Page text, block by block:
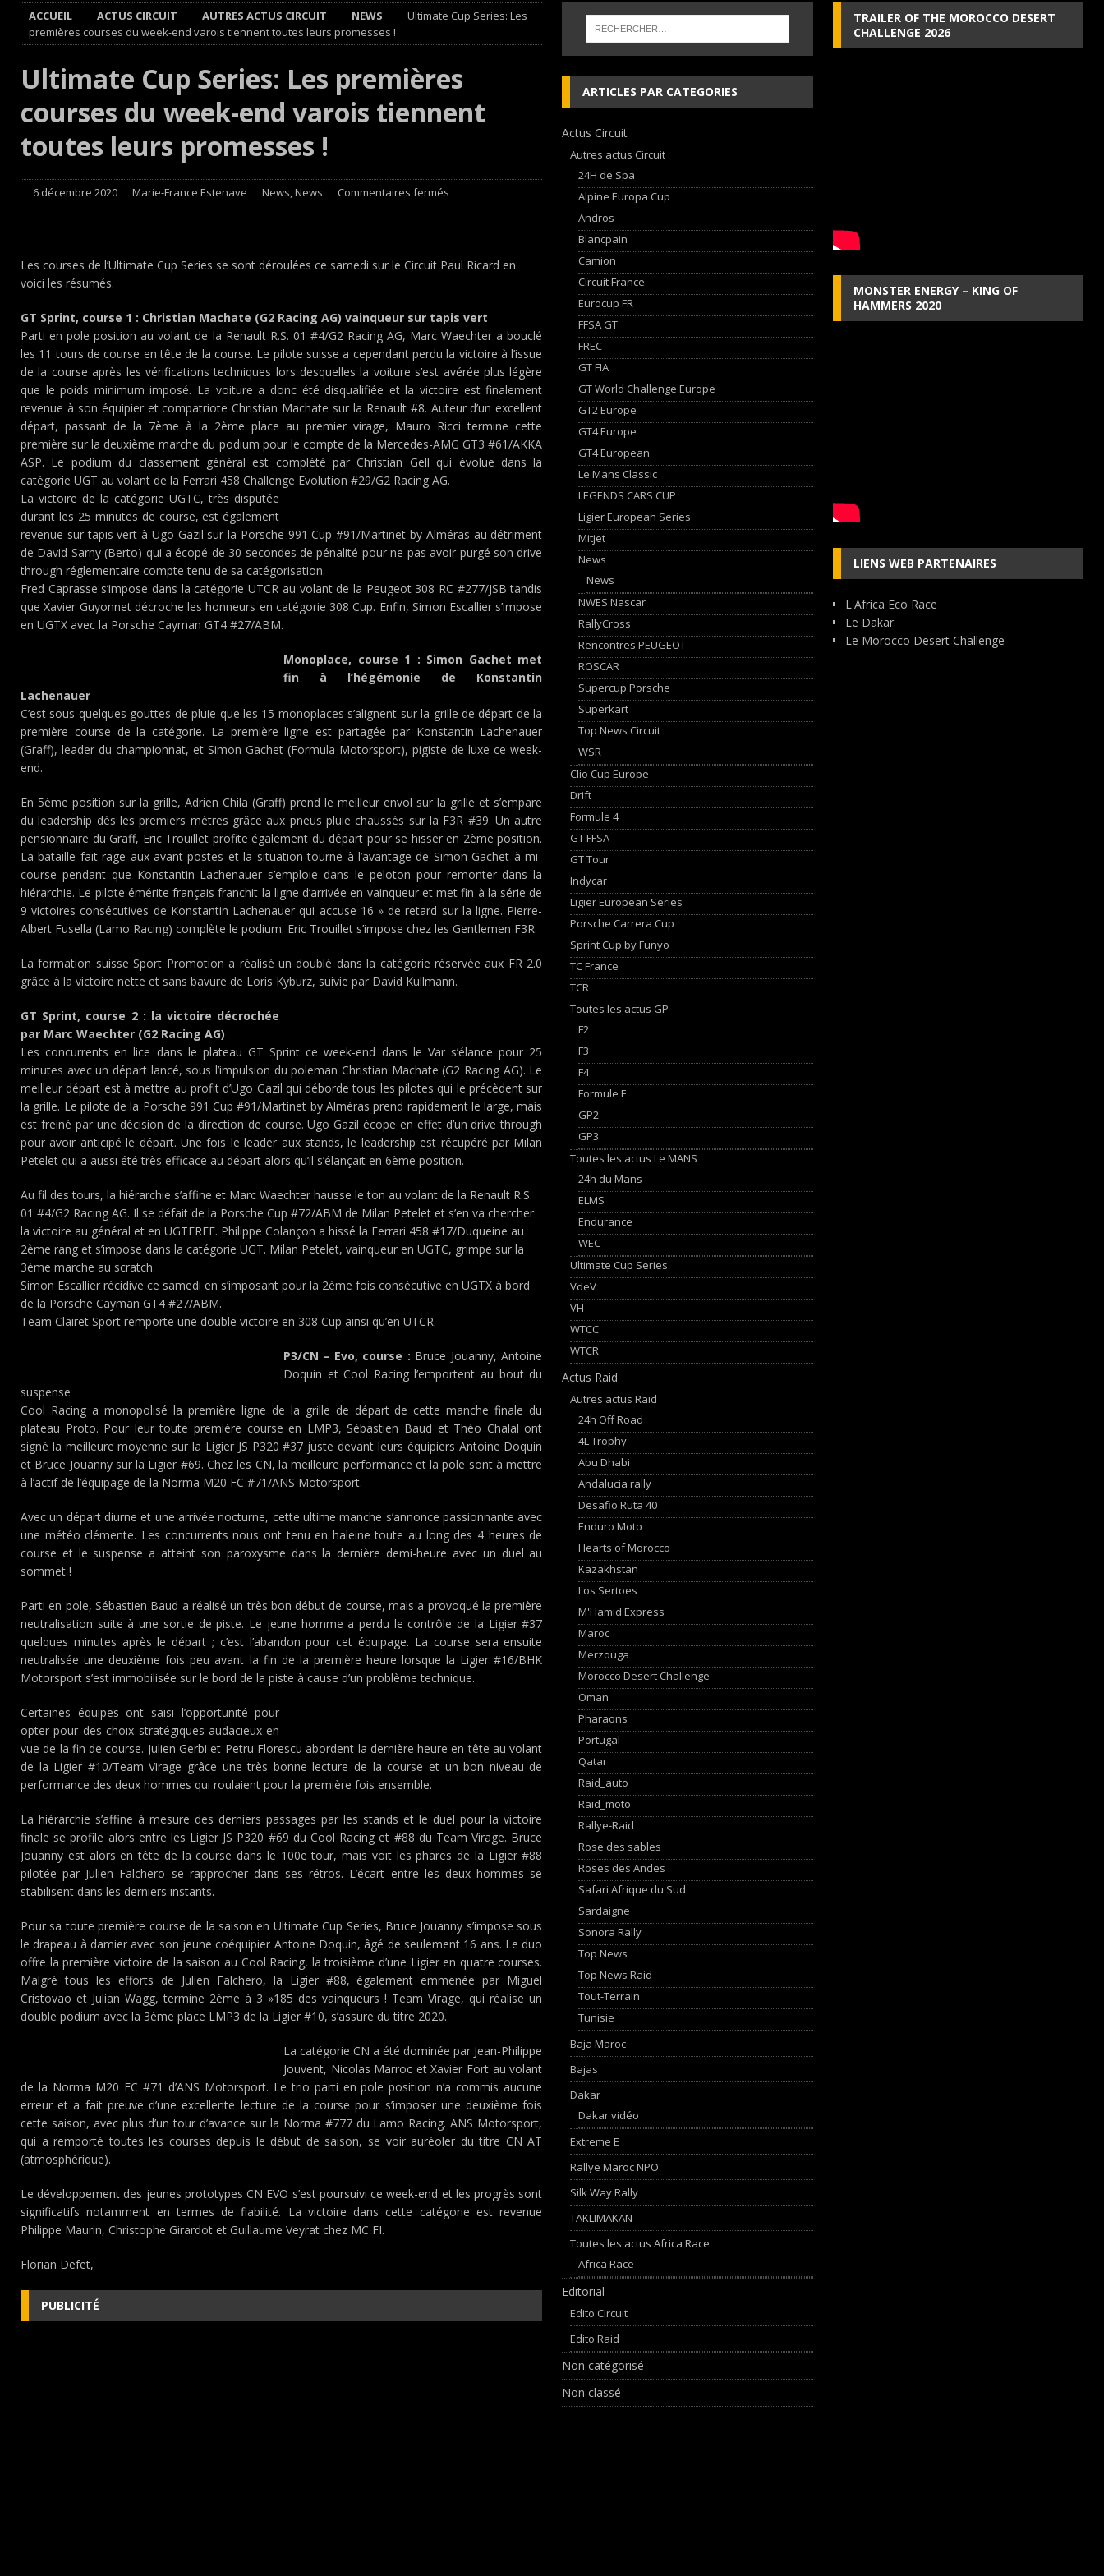
[ 8 août 2026 ] Grand Prix de France Historique : Il aura lieu à Dijon du 23 au 25 Avril avec HVM Racing
EDITO CIRCUIT
EUROPE
[ 7 août 2026 ] De l’annulation du rallye TT Orthez-Béarn, les Cimes sur de bons rails !
EDITO RAID
[ 7 août 2026 ]
De la première esquisse à la réalité : l’Audi Nuvolari en 405 jours
ACCUEIL ACTUS CIRCUIT AUTRES ACTUS CIRCUIT NEWS
Ultimate Cup Series: Les
premières courses du week-end varois tiennent toutes leurs promesses !
Ultimate Cup Series: Les premières
courses du week-end varois tiennent
toutes leurs promesses !
6 décembre 2020 Marie-France Estenave News,News Commentaires fermés
Les courses de l’Ultimate Cup Series se sont déroulées ce samedi sur le Circuit Paul Ricard en
voici les résumés.
GT Sprint, course 1 : Christian Machate (G2 Racing AG) vainqueur sur tapis vert
Parti en pole position au volant de la Renault R.S. 01 #4/G2 Racing AG, Marc Waechter a bouclé
les 11 tours de course en tête de la course. Le pilote suisse a cependant perdu la victoire à l’issue
de la course après les vérifications techniques lors desquelles la voiture s’est avérée plus légère
que le poids minimum imposé. La voiture a donc été disqualifiée et la victoire est finalement
revenue à son équipier et compatriote Christian Machate sur la Renault #8. Auteur d’un excellent
départ, passant de la 7ème à la 2ème place au premier virage, Mauro Ricci termine cette
première sur la deuxième marche du podium pour le compte de la Mercedes-AMG GT3 #61/AKKA
ASP. Le podium du classement général est complété par Christian Gell qui évolue dans la
catégorie UGT au volant de la Ferrari 458 Challenge Evolution #29/G2 Racing AG.
La victoire de la catégorie UGTC, très disputée
durant les 25 minutes de course, est également
revenue sur tapis vert à Ugo Gazil sur la Porsche 991 Cup #91/Martinet by Alméras au détriment
de David Sarny (Berto) qui a écopé de 30 secondes de pénalité pour ne pas avoir purgé son drive
through réglementaire compte tenu de sa catégorisation.
Fred Caprasse s’impose dans la catégorie UTCR au volant de la Peugeot 308 RC #277/JSB tandis
que Xavier Guyonnet décroche les honneurs en catégorie 308 Cup. Enfin, Simon Escallier s’impose
en UGTX avec la Porsche Cayman GT4 #27/ABM.
Monoplace, course 1 : Simon Gachet met
fin à l’hégémonie de Konstantin
Lachenauer
C’est sous quelques gouttes de pluie que les 15 monoplaces s’alignent sur la grille de départ de la
première course de la catégorie. La première ligne est partagée par Konstantin Lachenauer
(Graff), leader du championnat, et Simon Gachet (Formula Motorsport), pigiste de luxe ce week-
end.
En 5ème position sur la grille, Adrien Chila (Graff) prend le meilleur envol sur la grille et s’empare
du leadership dès les premiers mètres grâce aux pneus pluie chaussés sur la F3R #39. Un autre
pensionnaire du Graff, Eric Trouillet profite également du départ pour se hisser en 2ème position.
La bataille fait rage aux avant-postes et la situation tourne à l’avantage de Simon Gachet à mi-
course pendant que Konstantin Lachenauer s’emploie dans le peloton pour remonter dans la
hiérarchie. Le pilote émérite français franchit la ligne d’arrivée en vainqueur et met fin à la série de
9 victoires consécutives de Konstantin Lachenauer qui accuse 16 » de retard sur la ligne. Pierre-
Albert Fusella (Lamo Racing) complète le podium. Eric Trouillet s’impose chez les Gentlemen F3R.
La formation suisse Sport Promotion a réalisé un doublé dans la catégorie réservée aux FR 2.0
grâce à la victoire nette et sans bavure de Loris Kyburz, suivie par David Kullmann.
GT Sprint, course 2 : la victoire décrochée
par Marc Waechter (G2 Racing AG)
Les concurrents en lice dans le plateau GT Sprint ce week-end dans le Var s’élance pour 25
minutes avec un départ lancé, sous l’impulsion du poleman Christian Machate (G2 Racing AG). Le
meilleur départ est à mettre au profit d’Ugo Gazil qui déborde tous les pilotes qui le précèdent sur
la grille. Le pilote de la Porsche 991 Cup #91/Martinet by Alméras prend rapidement le large, mais
est freiné par une décision de la direction de course. Ugo Gazil écope en effet d’un drive through
pour avoir anticipé le départ. Une fois le leader aux stands, le leadership est récupéré par Milan
Petelet qui a aussi été très efficace au départ alors qu’il s’élançait en 6ème position.
Au fil des tours, la hiérarchie s’affine et Marc Waechter hausse le ton au volant de la Renault R.S.
01 #4/G2 Racing AG. Il se défait de la Porsche Cup #72/ABM de Milan Petelet et s’en va chercher
la victoire au général et en UGTFREE. Philippe Colançon a hissé la Ferrari 458 #17/Duqueine au
2ème rang et s’impose dans la catégorie UGT. Milan Petelet, vainqueur en UGTC, grimpe sur la
3ème marche au scratch.
Simon Escallier récidive ce samedi en s’imposant pour la 2ème fois consécutive en UGTX à bord
de la Porsche Cayman GT4 #27/ABM.
Team Clairet Sport remporte une double victoire en 308 Cup ainsi qu’en UTCR.
P3/CN – Evo, course : Bruce Jouanny, Antoine
Doquin et Cool Racing l’emportent au bout du
suspense
Cool Racing a monopolisé la première ligne de la grille de départ de cette manche finale du
plateau Proto. Pour leur toute première course en LMP3, Sébastien Baud et Théo Chalal ont
signé la meilleure moyenne sur la Ligier JS P320 #37 juste devant leurs équipiers Antoine Doquin
et Bruce Jouanny sur la Ligier #69. Chez les CN, la meilleure performance et la pole sont à mettre
à l’actif de l’équipage de la Norma M20 FC #71/ANS Motorsport.
Avec un départ diurne et une arrivée nocturne, cette ultime manche s’annonce passionnante avec
une météo clémente. Les concurrents nous ont tenu en haleine toute au long des 4 heures de
course et le suspense a atteint son paroxysme dans la dernière demi-heure avec un duel au
sommet !
Parti en pole, Sébastien Baud a réalisé un très bon début de course, mais a provoqué la première
neutralisation suite à une sortie de piste. Le jeune homme a perdu le contrôle de la Ligier #37
quelques minutes après le départ ; c’est l’abandon pour cet équipage. La course sera ensuite
neutralisée une deuxième fois peu avant la fin de la première heure lorsque la Ligier #16/BHK
Motorsport s’est immobilisée sur le bord de la piste à cause d’un problème technique.
Certaines équipes ont saisi l’opportunité pour
opter pour des choix stratégiques audacieux en
vue de la fin de course. Julien Gerbi et Petru Florescu abordent la dernière heure en tête au volant
de la Ligier #10/Team Virage grâce une très bonne lecture de la course et un bon niveau de
performance des deux hommes qui roulaient pour la première fois ensemble.
La hiérarchie s’affine à mesure des derniers passages par les stands et le duel pour la victoire
finale se profile alors entre les Ligier JS P320 #69 du Cool Racing et #88 du Team Virage. Bruce
Jouanny est alors en tête de la course dans le 100e tour, mais voit les phares de la Ligier #88
pilotée par Julien Falchero se rapprocher dans ses rétros. L’écart entre les deux hommes se
stabilisent dans les derniers instants.
Pour sa toute première course de la saison en Ultimate Cup Series, Bruce Jouanny s’impose sous
le drapeau à damier avec son jeune coéquipier Antoine Doquin, âgé de seulement 16 ans. Le duo
offre la première victoire de la saison au Cool Racing, la troisième d’une Ligier en quatre courses.
Malgré tous les efforts de Julien Falchero, la Ligier #88, également emmenée par Miguel
Cristovao et Julian Wagg, termine 2ème à 3 »185 des vainqueurs ! Team Virage, qui réalise un
double podium avec la 3ème place LMP3 de la Ligier #10, s’assure du titre 2020.
La catégorie CN a été dominée par Jean-Philippe
Jouvent, Nicolas Marroc et Xavier Fort au volant
de la Norma M20 FC #71 d’ANS Motorsport. Le trio parti en pole position n’a commis aucune
erreur et a fait preuve d’une excellente lecture de la course pour s’imposer une deuxième fois
cette saison, avec plus d’un tour d’avance sur la Norma #777 du Lamo Racing. ANS Motorsport,
qui a remporté toutes les courses depuis le début de saison, se voir auréoler du titre CN AT
(atmosphérique).
Le développement des jeunes prototypes CN EVO s’est poursuivi ce week-end et les progrès sont
significatifs notamment en termes de fiabilité. La victoire dans cette catégorie est revenue
Philippe Maurin, Christophe Girardot et Guillaume Veyrat chez MC FI.
Florian Defet,
PUBLICITÉ
ARTICLES PAR CATEGORIES
Actus Circuit
Autres actus Circuit
24H de Spa
Alpine Europa Cup
Andros
Blancpain
Camion
Circuit France
Eurocup FR
FFSA GT
FREC
GT FIA
GT World Challenge Europe
GT2 Europe
GT4 Europe
GT4 European
Le Mans Classic
LEGENDS CARS CUP
Ligier European Series
Mitjet
News
News
NWES Nascar
RallyCross
Rencontres PEUGEOT
ROSCAR
Supercup Porsche
Superkart
Top News Circuit
WSR
Clio Cup Europe
Drift
Formule 4
GT FFSA
GT Tour
Indycar
Ligier European Series
Porsche Carrera Cup
Sprint Cup by Funyo
TC France
TCR
Toutes les actus GP
F2
F3
F4
Formule E
GP2
GP3
Toutes les actus Le MANS
24h du Mans
ELMS
Endurance
WEC
Ultimate Cup Series
VdeV
VH
WTCC
WTCR
Actus Raid
Autres actus Raid
24h Off Road
4L Trophy
Abu Dhabi
Andalucia rally
Desafio Ruta 40
Enduro Moto
Hearts of Morocco
Kazakhstan
Los Sertoes
M'Hamid Express
Maroc
Merzouga
Morocco Desert Challenge
Oman
Pharaons
Portugal
Qatar
Raid_auto
Raid_moto
Rallye-Raid
Rose des sables
Roses des Andes
Safari Afrique du Sud
Sardaigne
Sonora Rally
Top News
Top News Raid
Tout-Terrain
Tunisie
Baja Maroc
Bajas
Dakar
Dakar vidéo
Extreme E
Rallye Maroc NPO
Silk Way Rally
TAKLIMAKAN
Toutes les actus Africa Race
Africa Race
Editorial
Edito Circuit
Edito Raid
Non catégorisé
Non classé
TRAILER OF THE MOROCCO DESERT
CHALLENGE 2026
MONSTER ENERGY – KING OF
HAMMERS 2020
LIENS WEB PARTENAIRES
L'Africa Eco Race
Le Dakar
Le Morocco Desert Challenge